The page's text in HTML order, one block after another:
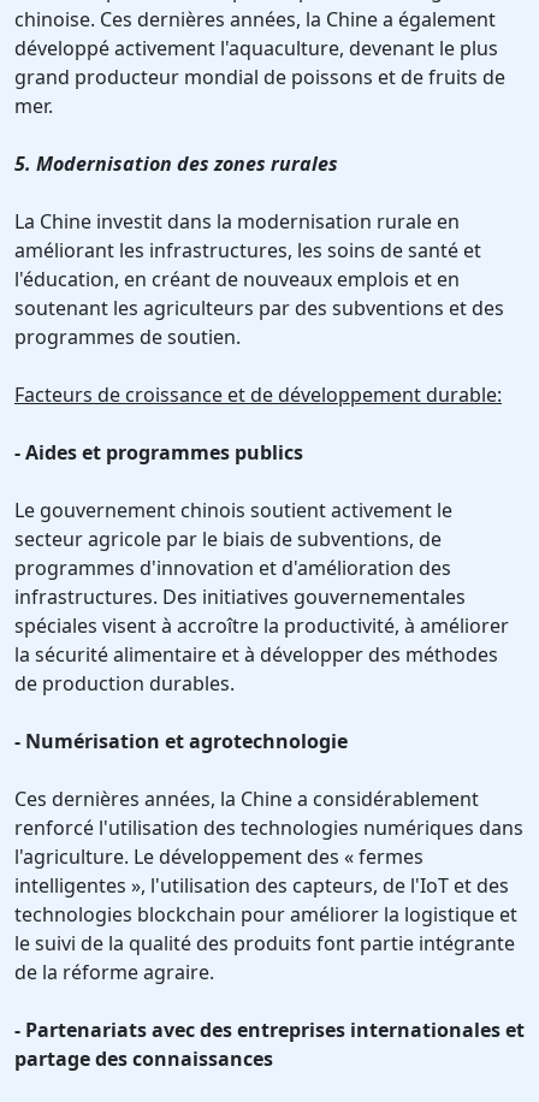
chinoise. Ces dernières années, la Chine a également
développé activement l'aquaculture, devenant le plus
grand producteur mondial de poissons et de fruits de
mer.
5. Modernisation des zones rurales
La Chine investit dans la modernisation rurale en
améliorant les infrastructures, les soins de santé et
l'éducation, en créant de nouveaux emplois et en
soutenant les agriculteurs par des subventions et des
programmes de soutien.
Facteurs de croissance et de développement durable:
- Aides et programmes publics
Le gouvernement chinois soutient activement le
secteur agricole par le biais de subventions, de
programmes d'innovation et d'amélioration des
infrastructures. Des initiatives gouvernementales
spéciales visent à accroître la productivité, à améliorer
la sécurité alimentaire et à développer des méthodes
de production durables.
- Numérisation et agrotechnologie
Ces dernières années, la Chine a considérablement
renforcé l'utilisation des technologies numériques dans
l'agriculture. Le développement des « fermes
intelligentes », l'utilisation des capteurs, de l'IoT et des
technologies blockchain pour améliorer la logistique et
le suivi de la qualité des produits font partie intégrante
de la réforme agraire.
- Partenariats avec des entreprises internationales et
partage des connaissances